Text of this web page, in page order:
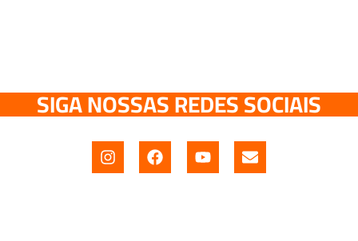
SIGA NOSSAS REDES SOCIAIS